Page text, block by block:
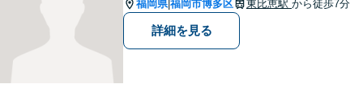
す。
福岡県|福岡市博多区 東比恵駅 から徒歩7分
詳細を見る